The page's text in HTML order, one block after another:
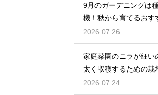
9月のガーデニングは
機！秋から育てるおす
2026.07.26
家庭菜園のニラが細い
太く収穫するための栽
2026.07.24